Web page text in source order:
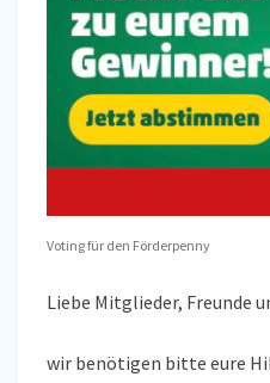
Voting für den Förderpenny
Liebe Mitglieder, Freunde
wir benötigen bitte eure